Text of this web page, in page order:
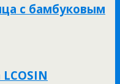
с бамбуковым